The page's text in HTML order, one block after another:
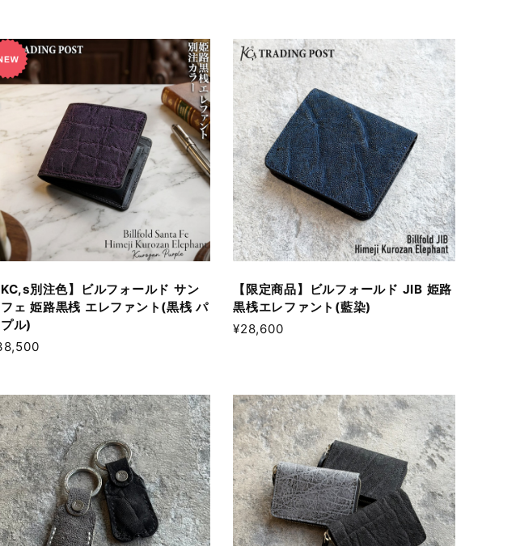
KC,s別注色】ビルフォールド サン
ェ 姫路黒桟 エレファント(黒桟 パ
ル)
【限定商品】ビルフォールド JIB 姫路
黒桟エレファント(藍染)
¥28,600